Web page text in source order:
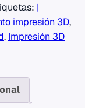
|
impresión 3D,
, Impresión 3D